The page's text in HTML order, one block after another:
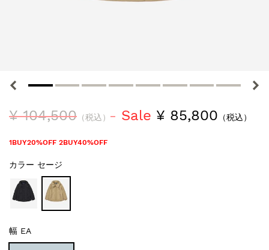
¥ 104,500 （税込） Sale ¥ 85,800 （税込）
1BUY20%OFF 2BUY40%OFF
カラー セージ
幅 EA